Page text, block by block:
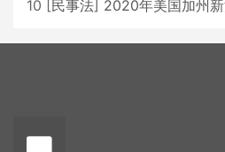
10 [民事法] 2020年美国加州新